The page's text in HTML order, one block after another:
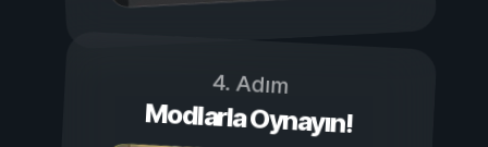
4. Adım
Modlarla Oynayın!